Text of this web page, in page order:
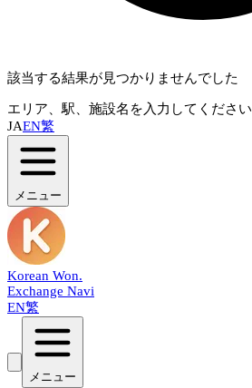
該当する結果が見つかりませんでした
エリア、駅、施設名を入力してください
JAEN繁
メニュー
Korean Won.
Exchange Navi
EN繁
メニュー